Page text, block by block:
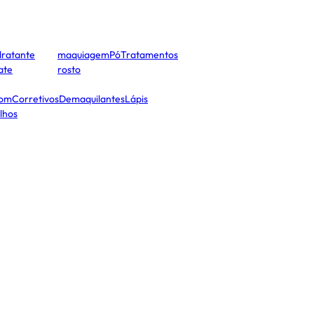
CorretivosDemaquilantesLápis
maquiagemPóTratamentos
rosto